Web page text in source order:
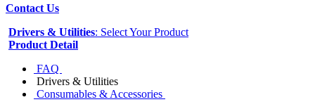
Contact Us
Drivers & Utilities: Select Your Product
Product Detail
FAQ
Drivers & Utilities
Consumables & Accessories